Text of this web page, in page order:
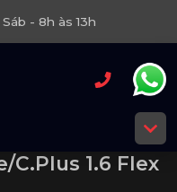
- 8h às 13h
C.Plus 1.6 Flex